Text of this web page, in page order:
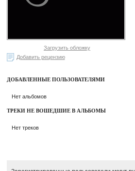
Загрузить обложку
Добавить рецензию
ДОБАВЛЕННЫЕ ПОЛЬЗОВАТЕЛЯМИ
Нет альбомов
ТРЕКИ НЕ ВОШЕДШИЕ В АЛЬБОМЫ
Нет треков